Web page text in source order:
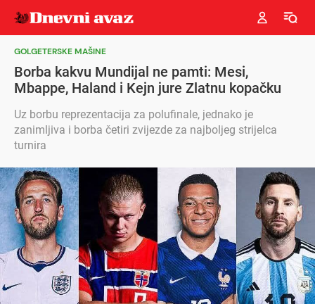
GOLGETERSKE MAŠINE
Borba kakvu Mundijal ne pamti: Mesi,
Mbappe, Haland i Kejn jure Zlatnu kopačku
Uz borbu reprezentacija za polufinale, jednako je
zanimljiva i borba četiri zvijezde za najboljeg strijelca
turnira